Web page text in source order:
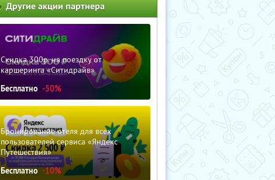
Другие акции партнера
Скидка 300р. на поездку от
каршеринга «Ситидрайв»
Бесплатно -50%
Бронирование отеля для всех
пользователей сервиса «Яндекс
Путешествия»
Бесплатно -10%